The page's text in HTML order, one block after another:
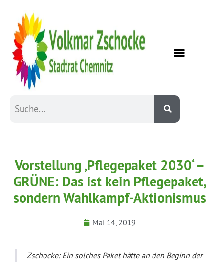
Vorstellung ‚Pflegepaket 2030‘ –
GRÜNE: Das ist kein Pflegepaket,
sondern Wahlkampf-Aktionismus
Mai 14, 2019
Zschocke: Ein solches Paket hätte an den Beginn der